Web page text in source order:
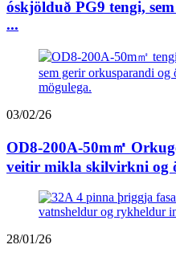
óskjölduð PG9 tengi,
...
03/02/26
OD8-200A-50m㎡
veitir mikla skilvirkni og
28/01/26